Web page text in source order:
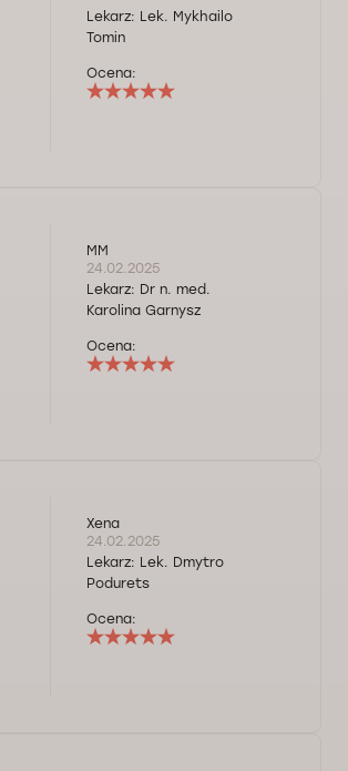
Lekarz: Lek. Mykhailo
Tomin
Ocena:
MM
24.02.2025
Lekarz: Dr n. med.
Karolina Garnysz
Ocena:
Xena
24.02.2025
Lekarz: Lek. Dmytro
Podurets
Ocena: